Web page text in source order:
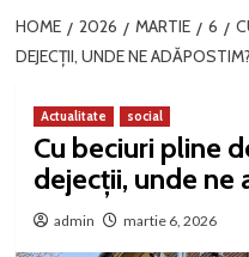
HOME 2026 MARTIE 6
DEJECȚII, UNDE NE ADĂPOSTIM?
Actualitate social
Cu beciuri pline
dejecții, unde ne
admin martie 6, 2026